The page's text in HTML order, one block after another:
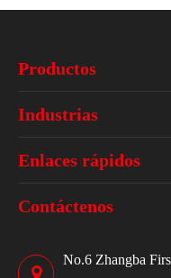
Productos
Industrias
Enlaces rápidos
Contáctenos
No.6 Zhangba